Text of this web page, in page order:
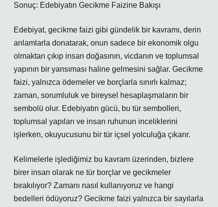
Sonuç: Edebiyatın Gecikme Faizine Bakışı
Edebiyat, gecikme faizi gibi gündelik bir kavramı, derin
anlamlarla donatarak, onun sadece bir ekonomik olgu
olmaktan çıkıp insan doğasının, vicdanın ve toplumsal
yapının bir yansıması haline gelmesini sağlar. Gecikme
faizi, yalnızca ödemeler ve borçlarla sınırlı kalmaz;
zaman, sorumluluk ve bireysel hesaplaşmaların bir
sembolü olur. Edebiyatın gücü, bu tür sembolleri,
toplumsal yapıları ve insan ruhunun inceliklerini
işlerken, okuyucusunu bir tür içsel yolculuğa çıkarır.
Kelimelerle işlediğimiz bu kavram üzerinden, bizlere
birer insan olarak ne tür borçlar ve gecikmeler
bırakılıyor? Zamanı nasıl kullanıyoruz ve hangi
bedelleri ödüyoruz? Gecikme faizi yalnızca bir sayılarla